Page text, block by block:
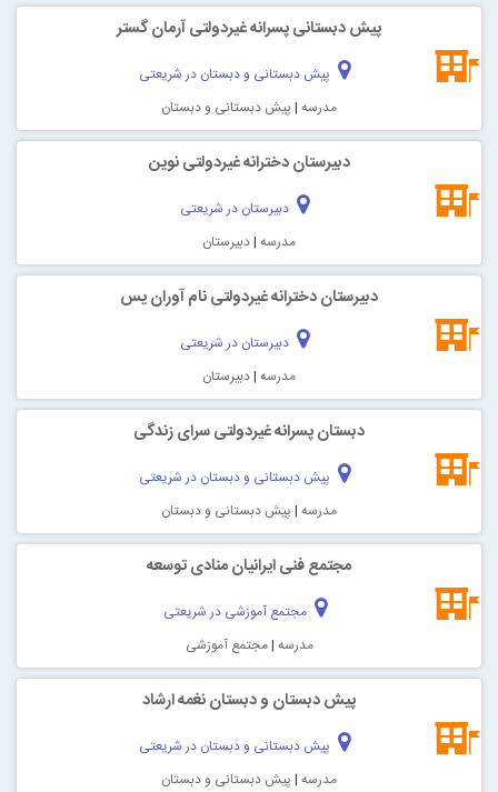
پیش دبستانی پسرانه غیردولتی آرمان گستر
پیش دبستانی و دبستان در شریعتی
مدرسه | پیش دبستانی و دبستان
دبیرستان دخترانه غیردولتی نوین
دبیرستان در شریعتی
مدرسه |دبیرستان
دبیرستان دخترانه غیردولتی نام آوران یس
دبیرستان در شریعتی
مدرسه |دبیرستان
دبستان پسرانه غیردولتی سرای زندگی
پیش دبستانی و دبستان در شریعتی
مدرسه | پیش دبستانی و دبستان
مجتمع فنی ایرانیان منادی توسعه
مجتمع آموزشی در شریعتی
مدرسه |مجتمع آموزشی
پیش دبستان و دبستان نغمه ارشاد
پیش دبستانی و دبستان در شریعتی
مدرسه | پیش دبستانی و دبستان